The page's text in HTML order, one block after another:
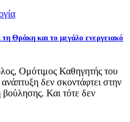
Θράκη και το μεγάλο ενεργειακό
Ομότιμος Καθηγητής του
δεν σκοντάφτει στην
Και τότε δεν